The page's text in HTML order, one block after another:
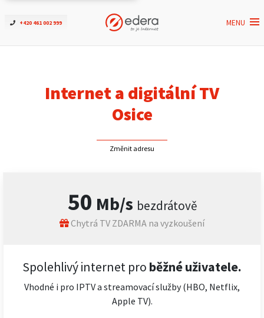
+420 461 002 999 MENU
Ověřit dostupnost
Kontakt
Internet a digitální TV
Osice
Změnit adresu
50 Mb/s bezdrátově
Chytrá TV ZDARMA na vyzkoušení
Spolehlivý internet pro běžné uživatele.
Vhodné i pro IPTV a streamovací služby (HBO, Netflix,
Apple TV).